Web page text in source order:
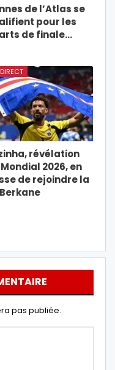
de l’Atlas se
pour les
de finale…
révélation
2026, en
de rejoindre la
Berkane
pas publiée.